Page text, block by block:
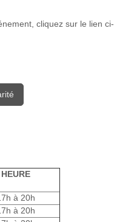
cliquez sur le lien ci-
HEURE
à 20h
à 20h